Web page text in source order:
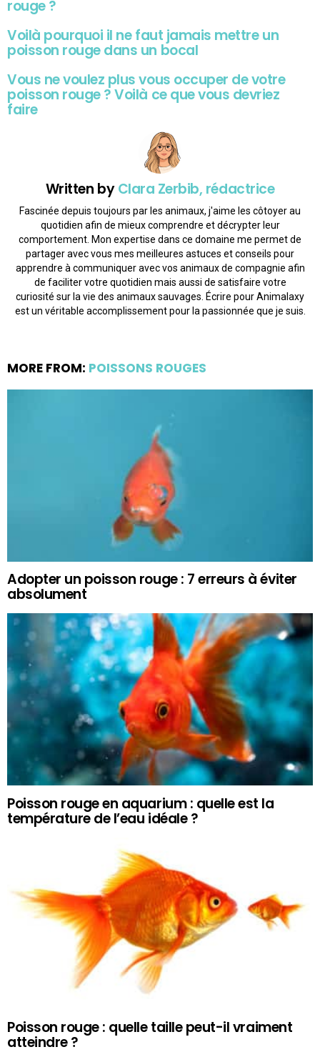
rouge ?
Voilà pourquoi il ne faut jamais mettre un
poisson rouge dans un bocal
Vous ne voulez plus vous occuper de votre
poisson rouge ? Voilà ce que vous devriez
faire
Written byClara Zerbib, rédactrice
Fascinée depuis toujours par les animaux, j'aime les côtoyer au
quotidien afin de mieux comprendre et décrypter leur
comportement. Mon expertise dans ce domaine me permet de
partager avec vous mes meilleures astuces et conseils pour
apprendre à communiquer avec vos animaux de compagnie afin
de faciliter votre quotidien mais aussi de satisfaire votre
curiosité sur la vie des animaux sauvages. Écrire pour Animalaxy
est un véritable accomplissement pour la passionnée que je suis.
MORE FROM: POISSONS ROUGES
Adopter un poisson rouge : 7 erreurs à éviter
absolument
Poisson rouge en aquarium : quelle est la
température de l’eau idéale ?
Poisson rouge : quelle taille peut-il vraiment
atteindre ?